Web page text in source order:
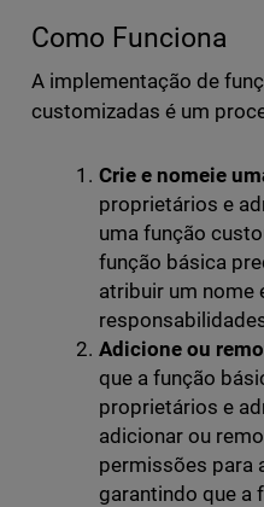
Como Funciona
A implementação de
customizadas é um
Crie e nomeie
proprietários e
uma função
função básica
atribuir um nome
Adicione ou
que a função
proprietários e
adicionar ou
permissões para
garantindo que a